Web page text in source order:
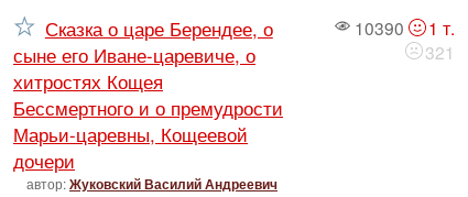
10390
1 т.
321
Сказка о царе Берендее, о
сыне его Иване-царевиче, о
хитростях Кощея
Бессмертного и о премудрости
Марьи-царевны, Кощеевой
дочери
автор:Жуковский Василий Андреевич